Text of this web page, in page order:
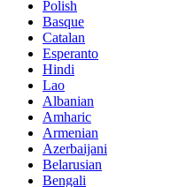
Polish
Basque
Catalan
Esperanto
Hindi
Lao
Albanian
Amharic
Armenian
Azerbaijani
Belarusian
Bengali